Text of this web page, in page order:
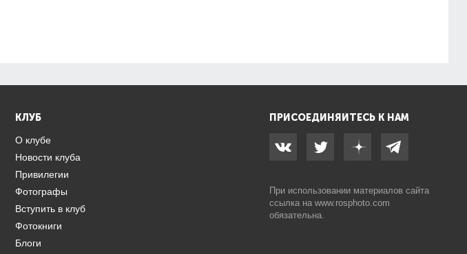
КЛУБ
О клубе
Новости клуба
Привилегии
Фотографы
Вступить в клуб
Фотокниги
Блоги
ПРИСОЕДИНЯЙТЕСЬ К НАМ
При использовании материалов сайта
ссылка на www.rosphoto.com
обязательна.